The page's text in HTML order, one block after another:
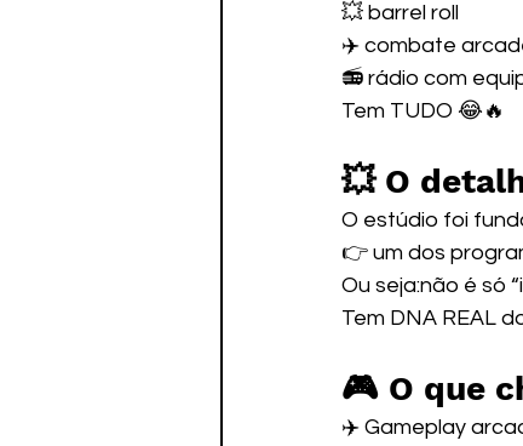
💥 barrel roll
✈️ combate
📻 rádio com
Tem TUDO 😂🔥
💥 O
O estúdio foi
👉 um dos
Ou seja:não é só
Tem DNA REAL
🎮 O que
✈️ Gameplay